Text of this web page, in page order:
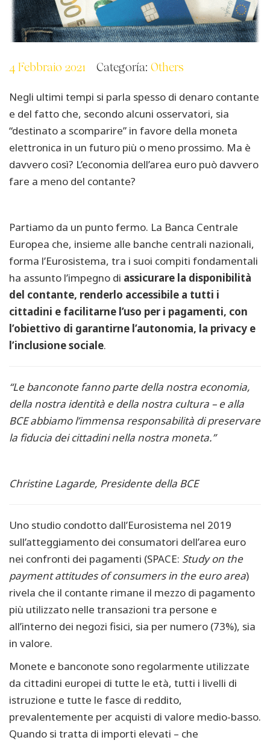
4 Febbraio 2021 Categoría: Others
Negli ultimi tempi si parla spesso di denaro contante
e del fatto che, secondo alcuni osservatori, sia
“destinato a scomparire” in favore della moneta
elettronica in un futuro più o meno prossimo. Ma è
davvero così? L’economia dell’area euro può davvero
fare a meno del contante?
Partiamo da un punto fermo. La Banca Centrale
Europea che, insieme alle banche centrali nazionali,
forma l’Eurosistema, tra i suoi compiti fondamentali
ha assunto l’impegno di assicurare la disponibilità
del contante, renderlo accessibile a tutti i
cittadini e facilitarne l’uso per i pagamenti, con
l’obiettivo di garantirne l’autonomia, la privacy e
l’inclusione sociale.
“Le banconote fanno parte della nostra economia,
della nostra identità e della nostra cultura – e alla
BCE abbiamo l’immensa responsabilità di preservare
la fiducia dei cittadini nella nostra moneta.”
Christine Lagarde, Presidente della BCE
Uno studio condotto dall’Eurosistema nel 2019
sull’atteggiamento dei consumatori dell’area euro
nei confronti dei pagamenti (SPACE: Study on the
payment attitudes of consumers in the euro area)
rivela che il contante rimane il mezzo di pagamento
più utilizzato nelle transazioni tra persone e
all’interno dei negozi fisici, sia per numero (73%), sia
in valore.
Monete e banconote sono regolarmente utilizzate
da cittadini europei di tutte le età, tutti i livelli di
istruzione e tutte le fasce di reddito,
prevalentemente per acquisti di valore medio-basso.
Quando si tratta di importi elevati – che